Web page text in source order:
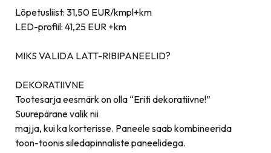
Lõpetusliist: 31,50 EUR/kmpl+km
LED-profiil: 41,25 EUR +km
MIKS VALIDA LATT-RIBIPANEELID?
DEKORATIIVNE
Tootesarja eesmärk on olla “Eriti dekoratiivne!”
Suurepärane valik nii
majja, kui ka korterisse. Paneele saab kombineerida
toon-toonis siledapinnaliste paneelidega.